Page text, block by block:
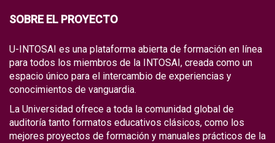
SOBRE EL PROYECTO
U-INTOSAI es una plataforma abierta de formación en línea
para todos los miembros de la INTOSAI, creada como un
espacio único para el intercambio de experiencias y
conocimientos de vanguardia.
La Universidad ofrece a toda la comunidad global de
auditoría tanto formatos educativos clásicos, como los
mejores proyectos de formación y manuales prácticos de la